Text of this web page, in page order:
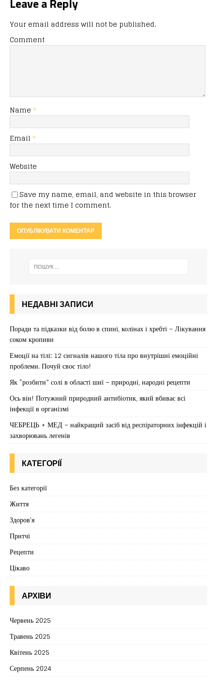
Your email address will not be published.
Comment
Name *
Email *
Website
Save my name, email, and website in this browser
for the next time I comment.
НЕДАВНІ ЗАПИСИ
Поради та підказки від болю в спині, колінах і хребті – Лікування
соком кропиви
Емоції на тілі: 12 сигналів нашого тіла про внутрішні емоційні
проблеми. Почуй своє тіло!
Як “розбити” солі в області шиї – природні, народні рецепти
Ось він! Потужний природний антибіотик, який вбиває всі
інфекції в організмі
ЧЕБРЕЦЬ + МЕД – найкращий засіб від респіраторних інфекцій і
захворювань легенів
КАТЕГОРІЇ
Без категорії
Життя
Здоров'я
Притчі
Рецепти
Цікаво
АРХІВИ
Червень 2025
Травень 2025
Квітень 2025
Серпень 2024